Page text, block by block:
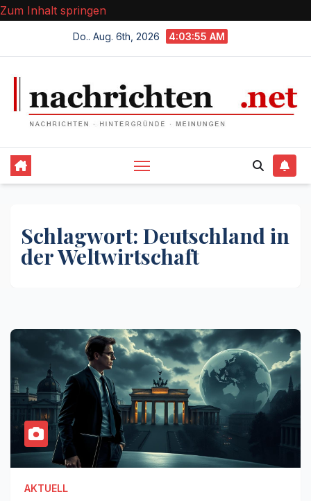
Zum Inhalt springen
Do.. Aug. 6th, 2026 4:03:55 AM
Schlagwort: Deutschland in
der Weltwirtschaft
AKTUELL